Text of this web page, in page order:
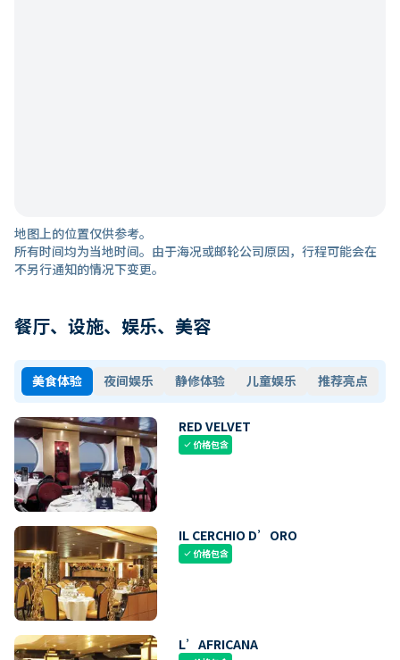
地图上的位置仅供参考。
所有时间均为当地时间。由于海况或邮轮公司原因，行程可能会在
不另行通知的情况下变更。
餐厅、设施、娱乐、美容
美食体验 夜间娱乐 静修体验 儿童娱乐 推荐亮点
RED VELVET
check价格包含
IL CERCHIO D’ORO
check价格包含
L’AFRICANA